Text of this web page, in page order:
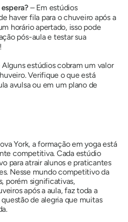
– Em estúdios
haver fila para o chuveiro após a
horário apertado, isso pode
pós-aula e testar sua
estúdios cobram um valor
Verifique o que está
avulsa ou em um plano de
York, a formação em yoga está
competitiva. Cada estúdio
para atrair alunos e praticantes
Nesse mundo competitivo da
porém significativas,
após a aula, faz toda a
de alegria que muitas